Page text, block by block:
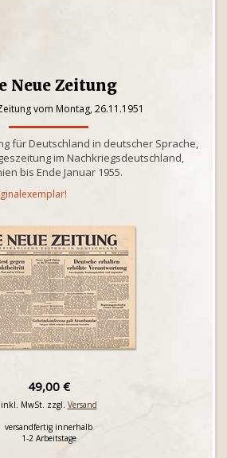
Neue Zeitung
vom Montag, 26.11.1951
für Deutschland in deutscher Sprache,
im Nachkriegsdeutschland,
bis Ende Januar 1955.
49,00 €
inkl. MwSt. zzgl. Versand
versandfertig innerhalb
1-2 Arbeitstage